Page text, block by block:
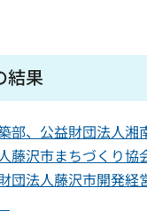
結果
部、公益財団法人湘
藤沢市まちづくり協
団法人藤沢市開発経